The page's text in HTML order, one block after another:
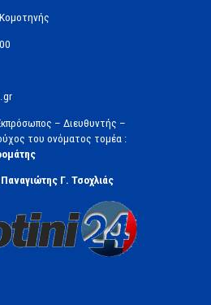
– Διευθυντής –
του ονόματος τομέα :
Παναγιώτης Γ. Τσοχλιάς